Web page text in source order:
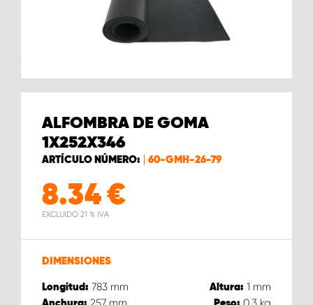
ALFOMBRA DE GOMA
1X252X346
ARTÍCULO NÚMERO: 60-GMH-26-79
8.34€
EXCLUIDO 21 % IVA
DIMENSIONES
Longitud: 783 mm Altura: 1 mm